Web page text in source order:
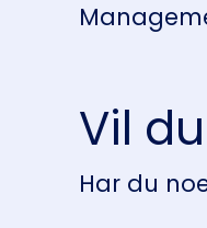
Vil
Har du